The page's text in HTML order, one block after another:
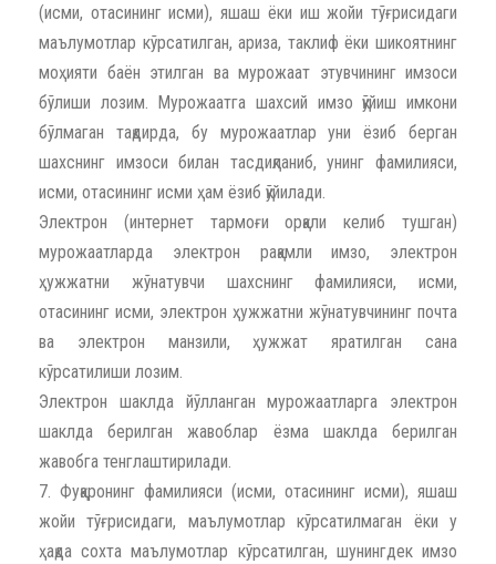
(исми, отасининг исми), яшаш ёки иш жойи тўғрисидаги
маълумотлар кўрсатилган, ариза, таклиф ёки шикоятнинг
моҳияти баён этилган ва мурожаат этувчининг имзоси
бўлиши лозим. Мурожаатга шахсий имзо қўйиш имкони
бўлмаган тақдирда, бу мурожаатлар уни ёзиб берган
шахснинг имзоси билан тасдиқланиб, унинг фамилияси,
исми, отасининг исми ҳам ёзиб қўйилади.
Электрон (интернет тармоғи орқали келиб тушган)
мурожаатларда электрон рақамли имзо, электрон
ҳужжатни жўнатувчи шахснинг фамилияси, исми,
отасининг исми, электрон ҳужжатни жўнатувчининг почта
ва электрон манзили, ҳужжат яратилган сана
кўрсатилиши лозим.
Электрон шаклда йўлланган мурожаатларга электрон
шаклда берилган жавоблар ёзма шаклда берилган
жавобга тенглаштирилади.
7. Фуқаронинг фамилияси (исми, отасининг исми), яшаш
жойи тўғрисидаги, маълумотлар кўрсатилмаган ёки у
ҳақда сохта маълумотлар кўрсатилган, шунингдек имзо